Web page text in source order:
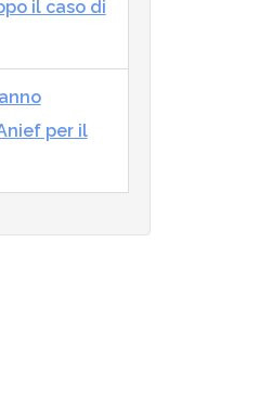
il caso di
per il